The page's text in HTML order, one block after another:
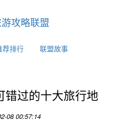
攻略联盟
荐排行 联盟故事
错过的十大旅行地
08 00:57:14